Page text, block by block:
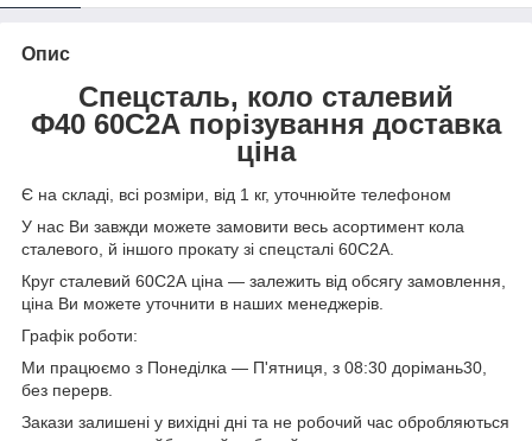
Опис
Спецсталь, коло сталевий
Ф40 60С2А порізування доставка
ціна
Є на складі, всі розміри, від 1 кг, уточнюйте телефоном
У нас Ви завжди можете замовити весь асортимент кола
сталевого, й іншого прокату зі спецсталі 60С2А.
Круг сталевий 60С2А ціна — залежить від обсягу замовлення,
ціна Ви можете уточнити в наших менеджерів.
Графік роботи:
Ми працюємо з Понеділка — П'ятниця, з 08:30 дорімань30,
без перерв.
Закази залишені у вихідні дні та не робочий час обробляються